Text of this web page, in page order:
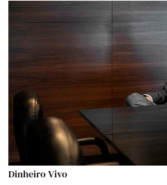
Dinheiro Vivo